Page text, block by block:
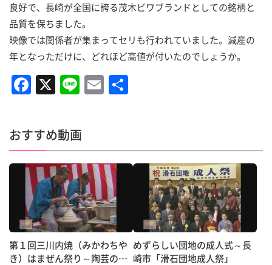
良好で、長崎が全国に誇る茂木ビワブランドとしての銘柄と
品質を保ちました。
映像では関係者が集まってセリも行われていました。減産の
年となっただけに、どれほど高値が付いたのでしょうか。
F
a
c
e
b
o
o
k
X Li
n
e
E
m
l
おすすめ動画
第１回三川内焼（みかわちや
き）はまぜん祭り～陶芸の里
めずらしい団地の成人式～長
崎市「滑石団地成人祭」